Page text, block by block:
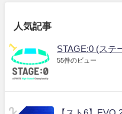
人気記事
STAGE:0 (ステ
55件のビュー